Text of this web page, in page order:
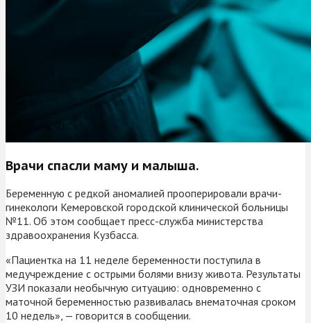
Врачи спасли маму и малыша.
Беременную с редкой аномалией прооперировали врачи-
гинекологи Кемеровской городской клинической больницы
№11. Об этом сообщает пресс-служба министерства
здравоохранения Кузбасса.
«Пациентка на 11 неделе беременности поступила в
медучреждение с острыми болями внизу живота. Результаты
УЗИ показали необычную ситуацию: одновременно с
маточной беременностью развивалась внематочная сроком
10 недель», — говорится в сообщении.